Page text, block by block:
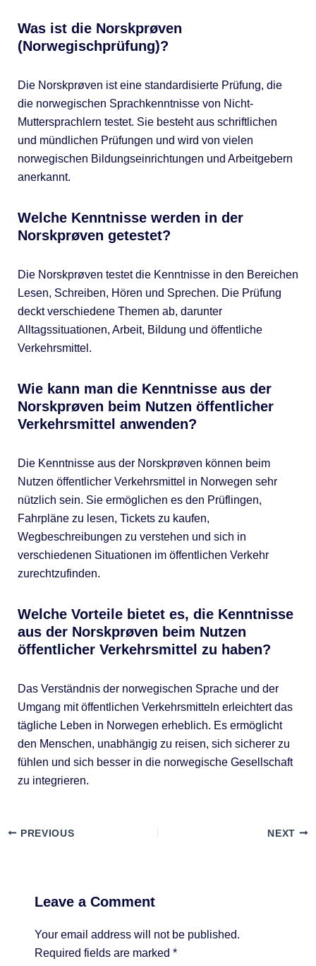
Was ist die Norskprøven
(Norwegischprüfung)?
Die Norskprøven ist eine standardisierte Prüfung, die
die norwegischen Sprachkenntnisse von Nicht-
Muttersprachlern testet. Sie besteht aus schriftlichen
und mündlichen Prüfungen und wird von vielen
norwegischen Bildungseinrichtungen und Arbeitgebern
anerkannt.
Welche Kenntnisse werden in der
Norskprøven getestet?
Die Norskprøven testet die Kenntnisse in den Bereichen
Lesen, Schreiben, Hören und Sprechen. Die Prüfung
deckt verschiedene Themen ab, darunter
Alltagssituationen, Arbeit, Bildung und öffentliche
Verkehrsmittel.
Wie kann man die Kenntnisse aus der
Norskprøven beim Nutzen öffentlicher
Verkehrsmittel anwenden?
Die Kenntnisse aus der Norskprøven können beim
Nutzen öffentlicher Verkehrsmittel in Norwegen sehr
nützlich sein. Sie ermöglichen es den Prüflingen,
Fahrpläne zu lesen, Tickets zu kaufen,
Wegbeschreibungen zu verstehen und sich in
verschiedenen Situationen im öffentlichen Verkehr
zurechtzufinden.
Welche Vorteile bietet es, die Kenntnisse
aus der Norskprøven beim Nutzen
öffentlicher Verkehrsmittel zu haben?
Das Verständnis der norwegischen Sprache und der
Umgang mit öffentlichen Verkehrsmitteln erleichtert das
tägliche Leben in Norwegen erheblich. Es ermöglicht
den Menschen, unabhängig zu reisen, sich sicherer zu
fühlen und sich besser in die norwegische Gesellschaft
zu integrieren.
PREVIOUS NEXT
Leave a Comment
Your email address will not be published.
Required fields are marked *